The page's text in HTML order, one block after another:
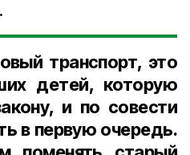
.
транспорт, это
детей, которую
и по совести
в первую очередь.